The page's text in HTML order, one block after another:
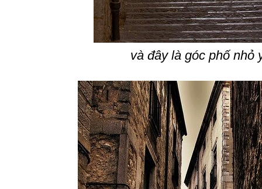
và đây là góc phố nhỏ